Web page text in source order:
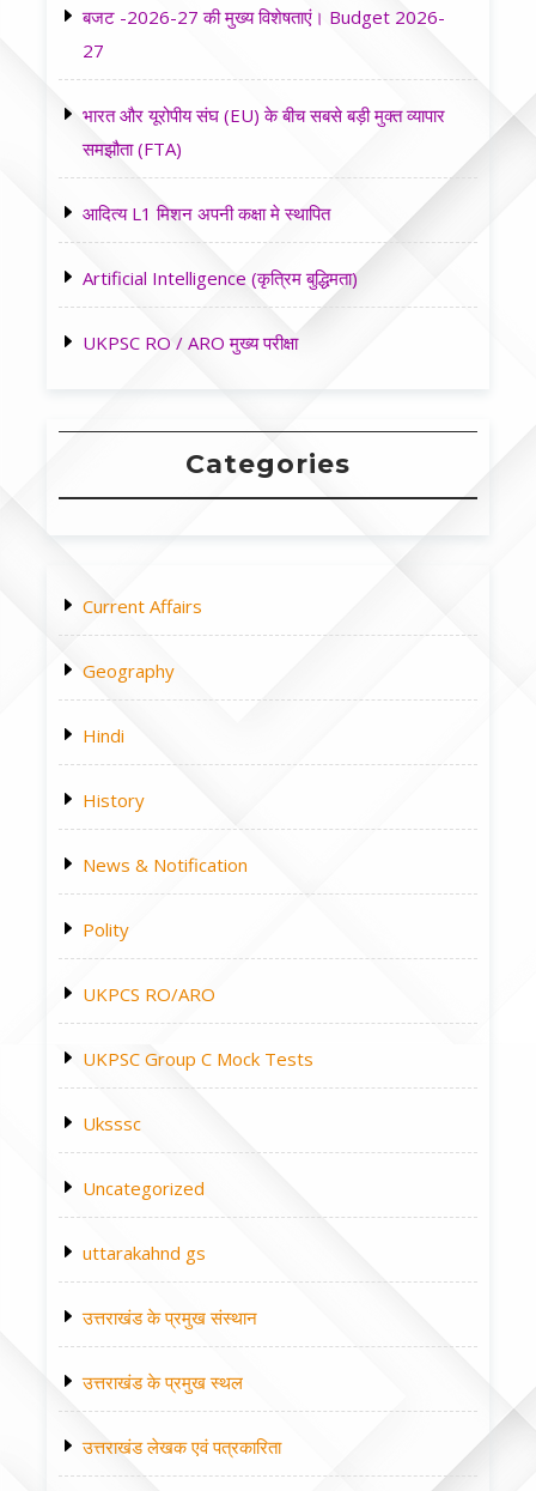
बजट -2026-27 की मुख्य विशेषताएं। Budget 2026-
27
भारत और यूरोपीय संघ (EU) के बीच सबसे बड़ी मुक्त व्यापार
समझौता (FTA)
आदित्य L1 मिशन अपनी कक्षा मे स्थापित
Artificial Intelligence (कृत्रिम बुद्धिमता)
UKPSC RO / ARO मुख्य परीक्षा
Categories
Current Affairs
Geography
Hindi
History
News & Notification
Polity
UKPCS RO/ARO
UKPSC Group C Mock Tests
Uksssc
Uncategorized
uttarakahnd gs
उत्तराखंड के प्रमुख संस्थान
उत्तराखंड के प्रमुख स्थल
उत्तराखंड लेखक एवं पत्रकारिता